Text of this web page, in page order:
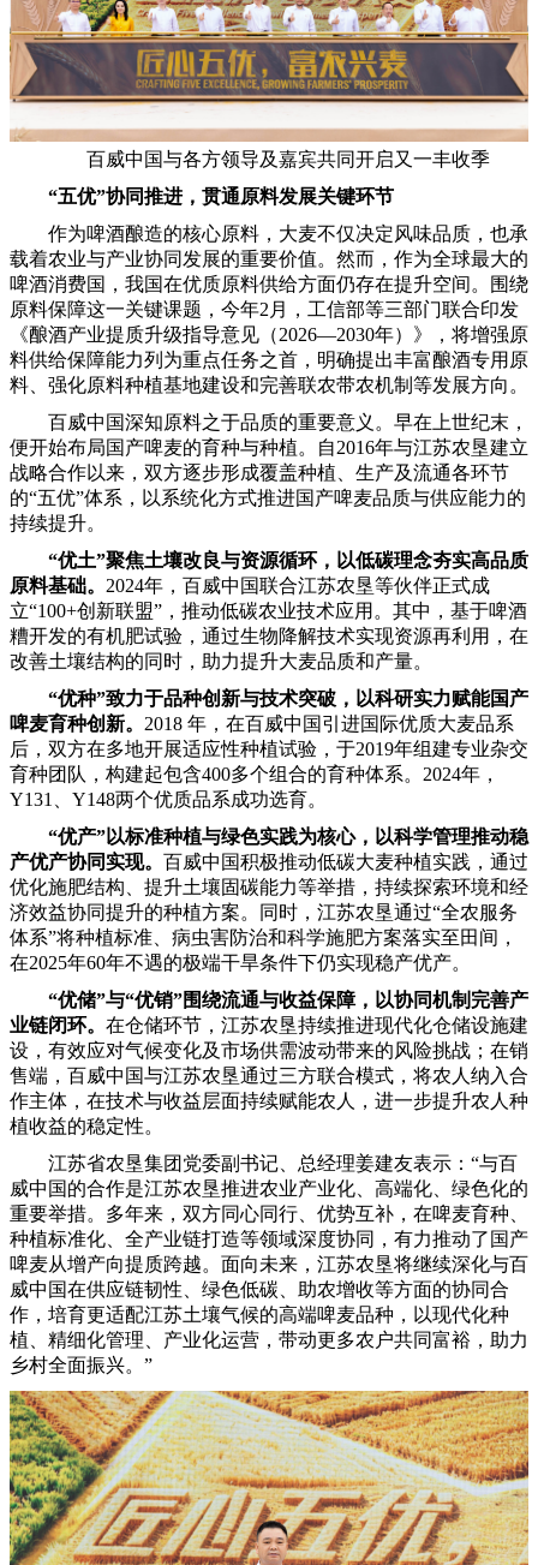
百威中国与各方领导及嘉宾共同开启又一丰收季
“五优”协同推进 ， 贯通原料发展关键环节
作为啤酒酿造的核心原料，大麦不仅决定风味品质，也承
载着农业与产业协同发展的重要价值。然而，作为全球最大的
啤酒消费国，我国在优质原料供给方面仍存在提升空间。围绕
原料保障这一关键课题，今年2月，工信部等三部门联合印发
《酿酒产业提质升级指导意见（2026—2030年）》，将增强原
料供给保障能力列为重点任务之首，明确提出丰富酿酒专用原
料、强化原料种植基地建设和完善联农带农机制等发展方向。
百威中国深知原料之于品质的重要意义。早在上世纪末，
便开始布局国产啤麦的育种与种植。自2016年与江苏农垦建立
战略合作以来，双方逐步形成覆盖种植、生产及流通各环节
的“五优”体系，以系统化方式推进国产啤麦品质与供应能力的
持续提升。
“优土”聚焦土壤改良与资源循环 ， 以低碳理念夯实高品质
原料基础。 2024年，百威中国联合江苏农垦等伙伴正式成
立“100+创新联盟”，推动低碳农业技术应用。其中，基于啤酒
糟开发的有机肥试验，通过生物降解技术实现资源再利用，在
改善土壤结构的同时，助力提升大麦品质和产量。
“优种”致力于品种创新与技术突破，以科研实力赋能国产
啤麦育种创新。 2018 年，在百威中国引进国际优质大麦品系
后，双方在多地开展适应性种植试验，于2019年组建专业杂交
育种团队，构建起包含400多个组合的育种体系。2024年，
Y131、Y148两个优质品系成功选育。
“优产”以标准种植与绿色实践为核心， 以科学管理推动稳
产优产协同实现。 百威中国积极推动低碳大麦种植实践，通过
优化施肥结构、提升土壤固碳能力等举措，持续探索环境和经
济效益协同提升的种植方案。同时，江苏农垦通过“全农服务
体系”将种植标准、病虫害防治和科学施肥方案落实至田间，
在2025年60年不遇的极端干旱条件下仍实现稳产优产。
“优储”与“优销”围绕流通与收益保障， 以协同机制 完善产
业链闭环。 在仓储环节，江苏农垦持续推进现代化仓储设施建
设，有效应对气候变化及市场供需波动带来的风险挑战；在销
售端，百威中国与江苏农垦通过三方联合模式，将农人纳入合
作主体，在技术与收益层面持续赋能农人，进一步提升农人种
植收益的稳定性。
江苏省农垦集团党委副书记、总经理姜建友表示：“与百
威中国的合作是江苏农垦推进农业产业化、高端化、绿色化的
重要举措。多年来，双方同心同行、优势互补，在啤麦育种、
种植标准化、全产业链打造等领域深度协同，有力推动了国产
啤麦从增产向提质跨越。面向未来，江苏农垦将继续深化与百
威中国在供应链韧性、绿色低碳、助农增收等方面的协同合
作，培育更适配江苏土壤气候的高端啤麦品种，以现代化种
植、精细化管理、产业化运营，带动更多农户共同富裕，助力
乡村全面振兴。”